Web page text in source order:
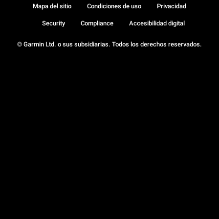
© Garmin Ltd. o sus subsidiarias. Todos los derechos reservados.
Mapa del sitio Condiciones de uso Privacidad
Security Compliance Accesibilidad digital